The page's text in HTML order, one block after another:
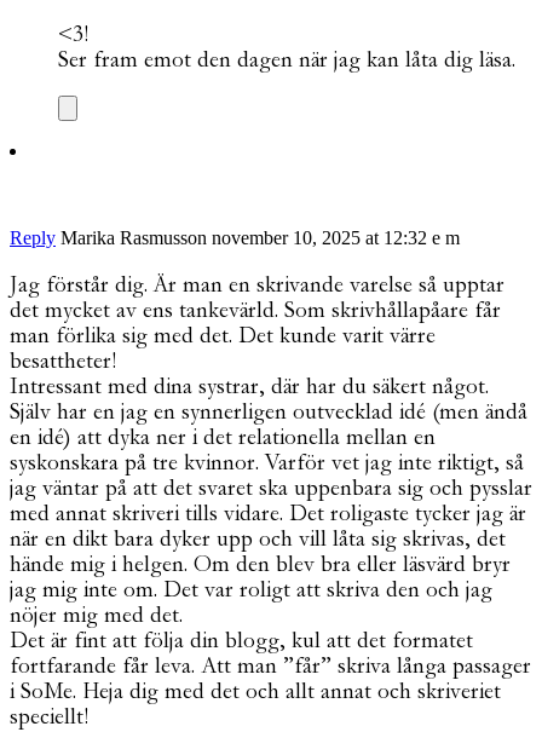
<3!
Ser fram emot den dagen när jag kan låta dig läsa.
Reply Marika Rasmusson november 10, 2025 at 12:32 e m
Jag förstår dig. Är man en skrivande varelse så upptar
det mycket av ens tankevärld. Som skrivhållapåare får
man förlika sig med det. Det kunde varit värre
besattheter!
Intressant med dina systrar, där har du säkert något.
Själv har en jag en synnerligen outvecklad idé (men ändå
en idé) att dyka ner i det relationella mellan en
syskonskara på tre kvinnor. Varför vet jag inte riktigt, så
jag väntar på att det svaret ska uppenbara sig och pysslar
med annat skriveri tills vidare. Det roligaste tycker jag är
när en dikt bara dyker upp och vill låta sig skrivas, det
hände mig i helgen. Om den blev bra eller läsvärd bryr
jag mig inte om. Det var roligt att skriva den och jag
nöjer mig med det.
Det är fint att följa din blogg, kul att det formatet
fortfarande får leva. Att man ”får” skriva långa passager
i SoMe. Heja dig med det och allt annat och skriveriet
speciellt!